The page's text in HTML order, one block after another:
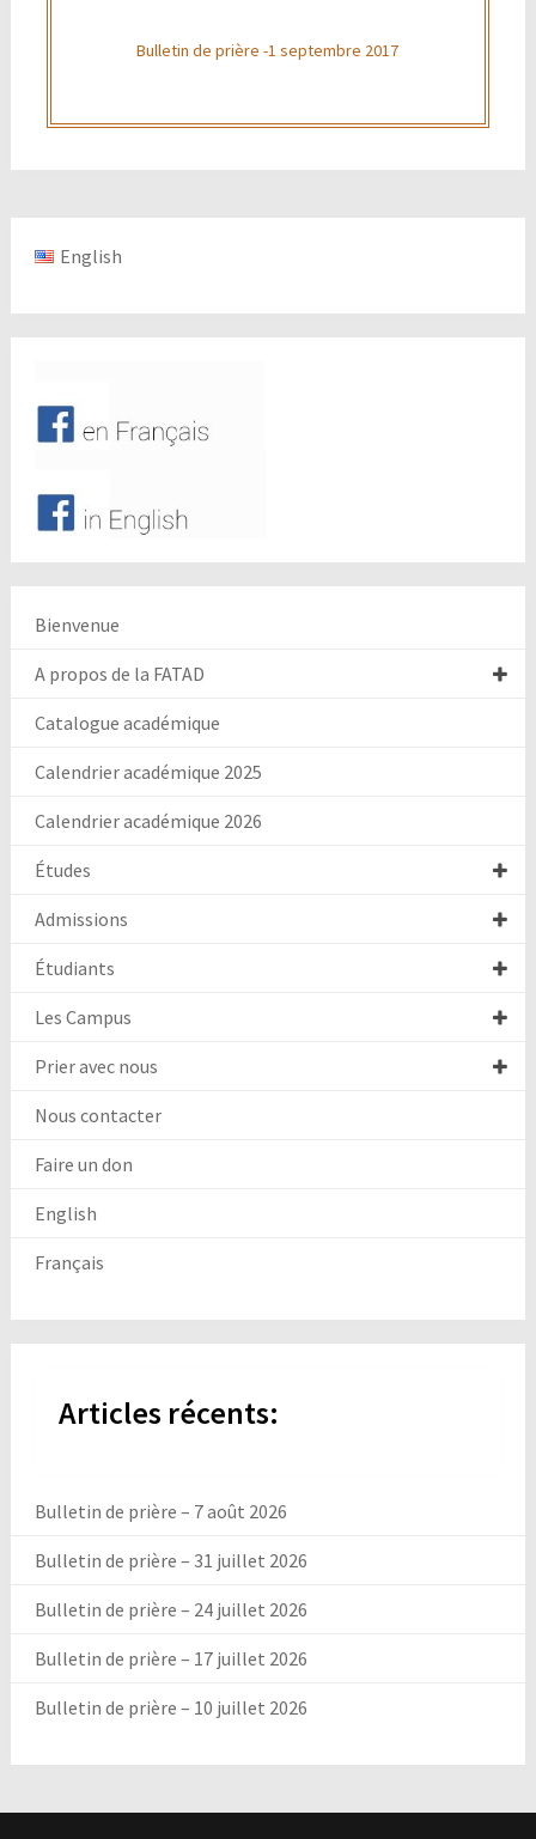
Bulletin de prière -1 septembre 2017
English
Bienvenue
A propos de la FATAD
Catalogue académique
Calendrier académique 2025
Calendrier académique 2026
Études
Admissions
Étudiants
Les Campus
Prier avec nous
Nous contacter
Faire un don
English
Français
Articles récents:
Bulletin de prière – 7 août 2026
Bulletin de prière – 31 juillet 2026
Bulletin de prière – 24 juillet 2026
Bulletin de prière – 17 juillet 2026
Bulletin de prière – 10 juillet 2026